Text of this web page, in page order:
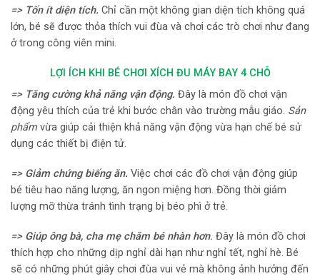
=> Tốn ít diện tích. Chỉ cần một không gian diện tích không quá
lớn, bé sẽ được thỏa thích vui đùa và chơi các trò chơi như đang
ở trong công viên mini.
LỢI ÍCH KHI BÉ CHƠI XÍCH ĐU MÁY BAY 4 CHỖ
=> Tăng cường khả năng vận động. Đây là món đồ chơi vận
động yêu thích của trẻ khi bước chân vào trường mẫu giáo. Sản
phẩm vừa giúp cải thiện khả năng vận động vừa hạn chế bé sử
dụng các thiết bị điện tử.
=> Giảm chứng biếng ăn. Việc chơi các đồ chơi vận động giúp
bé tiêu hao năng lượng, ăn ngon miệng hơn. Đồng thời giảm
lượng mỡ thừa tránh tình trạng bị béo phì ở trẻ.
=> Giúp ông bà, cha mẹ chăm bé nhàn hơn. Đây là món đồ chơi
thích hợp cho những dịp nghỉ dài hạn như nghỉ tết, nghỉ hè. Bé
sẽ có những phút giây chơi đùa vui vẻ mà không ảnh hưởng đến